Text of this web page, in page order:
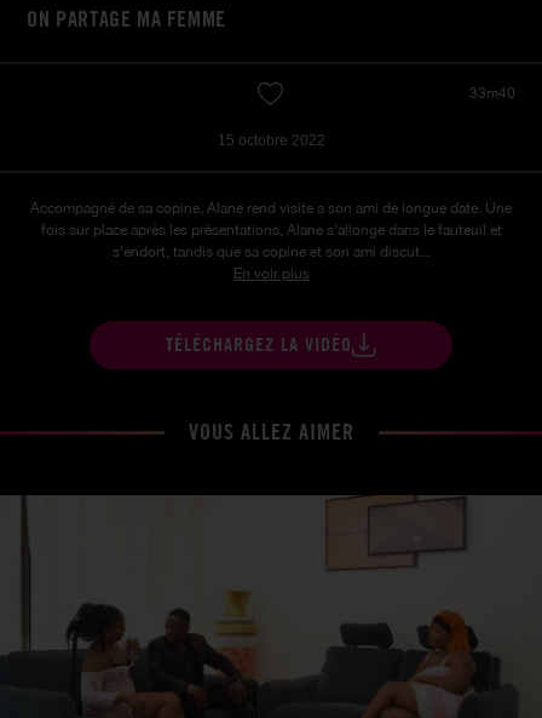
ON PARTAGE MA FEMME
33m40
15 octobre 2022
Accompagné de sa copine, Alane rend visite a son ami de longue date. Une
fois sur place après les présentations, Alane s'allonge dans le fauteuil et
s'endort, tandis que sa copine et son ami discut...
En voir plus
TÉLÉCHARGEZ LA VIDÉO
VOUS ALLEZ AIMER